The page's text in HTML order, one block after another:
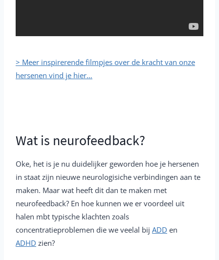
> Meer inspirerende filmpjes over de kracht van onze
hersenen vind je hier…
Wat is neurofeedback?
Oke, het is je nu duidelijker geworden hoe je hersenen
in staat zijn nieuwe neurologisiche verbindingen aan te
maken. Maar wat heeft dit dan te maken met
neurofeedback? En hoe kunnen we er voordeel uit
halen mbt typische klachten zoals
concentratieproblemen die we veelal bij ADD en
ADHD zien?